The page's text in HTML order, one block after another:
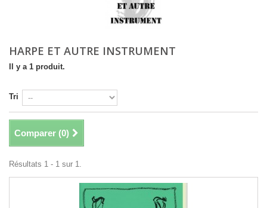
HARPE ET AUTRE INSTRUMENT
Il y a 1 produit.
Tri
Comparer (0)
Résultats 1 - 1 sur 1.